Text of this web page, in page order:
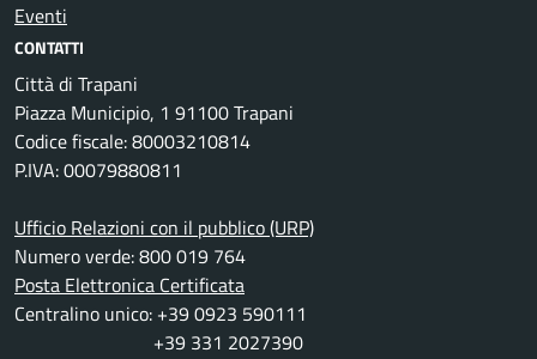
Eventi
CONTATTI
Città di Trapani
Piazza Municipio, 1 91100 Trapani
Codice fiscale: 80003210814
P.IVA: 00079880811
Ufficio Relazioni con il pubblico (URP)
Numero verde: 800 019 764
Posta Elettronica Certificata
Centralino unico: +39 0923 590111
+39 331 2027390